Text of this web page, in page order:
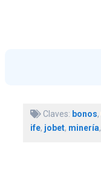
Claves: bonos,
ife, jobet, minería,